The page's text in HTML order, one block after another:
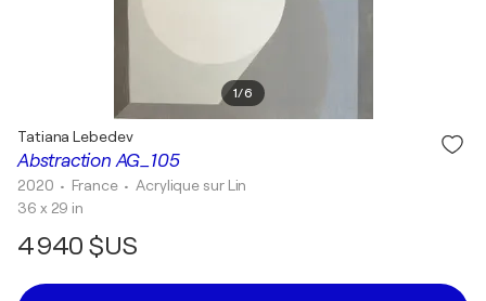
1/6
Abstraction AG_105
Tatiana Lebedev
2020 • France •Acrylique sur Lin
36 x 29 in
4 940 $US